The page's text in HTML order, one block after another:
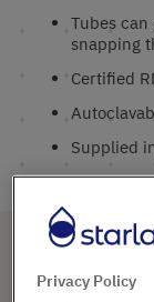
Tubes
snapping
Certified
Supplied
Sotto
Privacy Policy